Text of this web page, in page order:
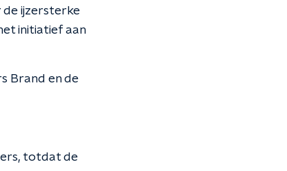
de ijzersterke
initiatief aan
Brand en de
totdat de